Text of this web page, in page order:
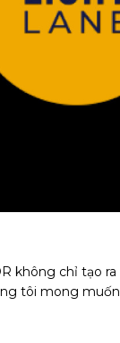
không chỉ tạo
tôi mong